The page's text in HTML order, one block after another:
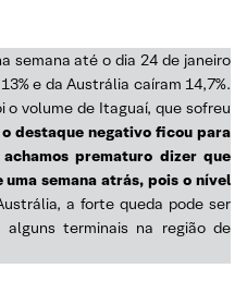
semana até o dia 24 de janeiro
e da Austrália caíram 14,7%.
o volume de Itaguaí, que sofreu
o destaque negativo ficou para
prematuro dizer que
semana atrás, pois o nível
a forte queda pode ser
terminais na região de